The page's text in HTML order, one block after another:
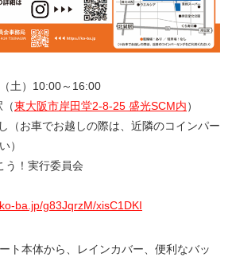
土）10:00～16:00
東大阪市岸田堂2-8-25 盛光SCM内）
（お車でお越しの際は、近隣のコインパー
）
う！実行委員会
ba.jp/g83JqrzM/xisC1DKI
ト本体から、レインカバー、便利なバッ